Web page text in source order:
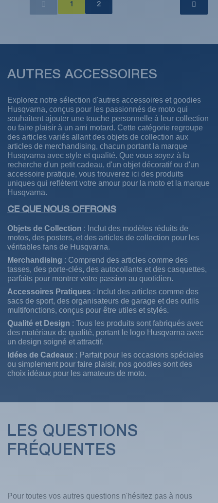
1 2
AUTRES ACCESSOIRES
Explorez notre sélection d'autres accessoires et goodies
Husqvarna, conçus pour les passionnés de moto qui
souhaitent ajouter une touche personnelle à leur collection
ou faire plaisir à un ami motard. Cette catégorie regroupe
des articles variés allant des objets de collection aux
articles de merchandising, chacun portant la marque
Husqvarna avec style et qualité. Que vous soyez à la
recherche d'un petit cadeau, d'un objet décoratif ou d'un
accessoire pratique, vous trouverez ici des produits
uniques qui reflètent votre amour pour la moto et la marque
Husqvarna.
CE QUE NOUS OFFRONS
Objets de Collection : Inclut des modèles réduits de
motos, des posters, et des articles de collection pour les
véritables fans de Husqvarna.
Merchandising : Comprend des articles comme des
tasses, des porte-clés, des autocollants et des casquettes,
parfaits pour montrer votre passion au quotidien.
Accessoires Pratiques : Inclut des articles comme des
sacs de sport, des organisateurs de garage et des outils
multifonctions, conçus pour être utiles et stylés.
Qualité et Design : Tous les produits sont fabriqués avec
des matériaux de qualité, portant le logo Husqvarna avec
un design soigné et attractif.
Idées de Cadeaux : Parfait pour les occasions spéciales
ou simplement pour faire plaisir, nos goodies sont des
choix idéaux pour les amateurs de moto.
LES QUESTIONS
FRÉQUENTES
Pour toutes vos autres questions n'hésitez pas à nous